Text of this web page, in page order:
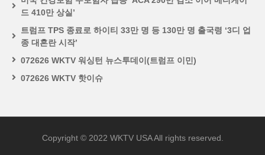
드 410만 상실’
트럼프 TPS 종료로 하이티 33만 명 등 130만 명 출국령 ‘3디 업
종 대혼란 시작’
072626 WKTV 워싱턴 뉴스투데이(트럼프 이민)
072626 WKTV 핫이슈
Copyright © 2022 WKTV USA All rights reserved.